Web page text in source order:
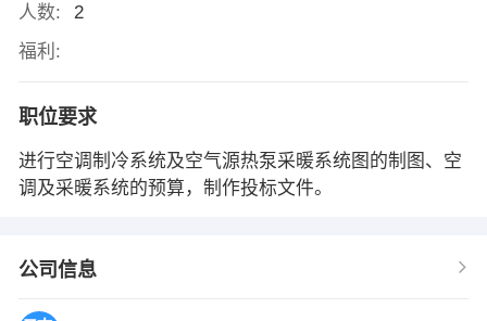
人数:
2
福利:
职位要求
进行空调制冷系统及空气源热泵采暖系统图的制图、空
调及采暖系统的预算，制作投标文件。
公司信息